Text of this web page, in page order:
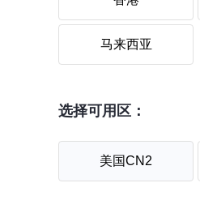
马来西亚
选择可用区：
美国CN2